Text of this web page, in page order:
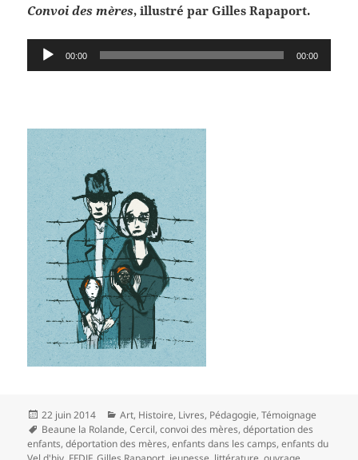
Convoi des mères, illustré par Gilles Rapaport.
Lecteur 00:00 00:00
Publié
le
22 juin 2014 Catégories
Art, Histoire, Livres, Pédagogie,Témoignage
Mots-
clés
Beaune la Rolande,Cercil,convoi des mères,déportation des
enfants,déportation des mères,enfants dans les camps,enfants du